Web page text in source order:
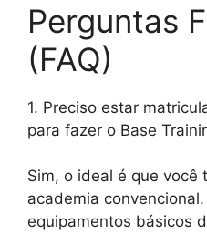
Perguntas
(FAQ)
1. Preciso estar
para fazer o Base
Sim, o ideal é que você
academia
equipamentos básicos